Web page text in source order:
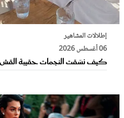
إطلالات المشاهير
06 أغسطس 2026
كيف نسّقت النجمات حقيبة القش في